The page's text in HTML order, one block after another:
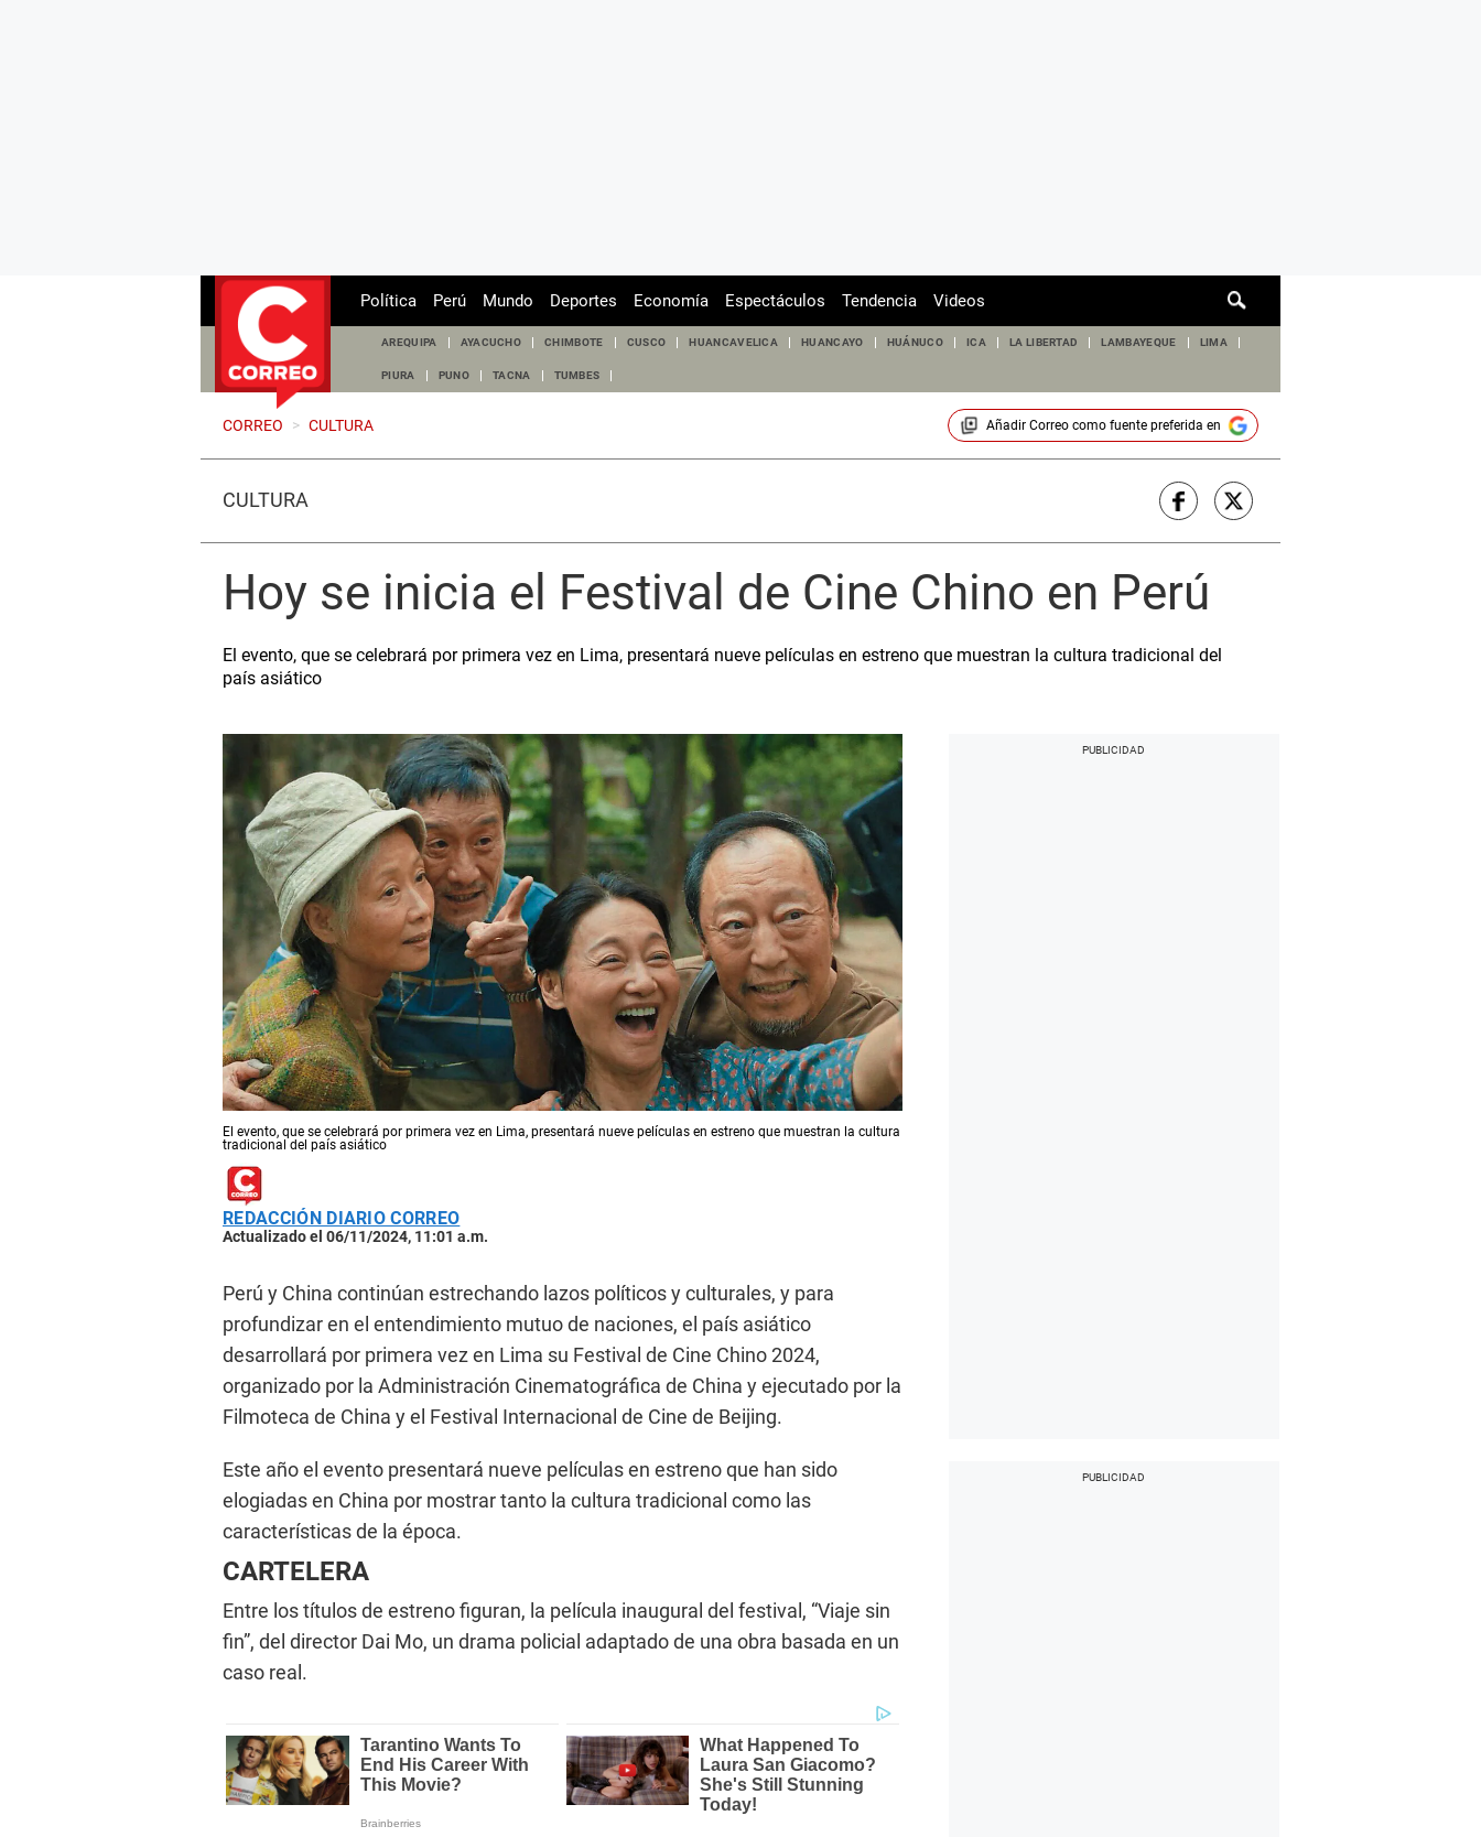
de
Política Perú Mundo Deportes Economía Espectáculos Tendencia Videos
AREQUIPA AYACUCHO CHIMBOTE CUSCO HUANCAVELICA HUANCAYO HUÁNUCO ICA LA LIBERTAD LAMBAYEQUE LIMA
PIURA PUNO TACNA TUMBES
CORREO > CULTURA Añadir Correocomo fuente preferida en
CULTURA
Hoy se inicia el Festival de Cine Chino en Perú
El evento, que se celebrará por primera vez en Lima, presentará nueve películas en estreno que muestran la cultura tradicional del
país asiático
El evento, que se celebrará por primera vez en Lima, presentará nueve películas en estreno que muestran la cultura
tradicional del país asiático
REDACCIÓN DIARIO CORREO
Actualizado el 06/11/2024, 11:01 a.m.
Perú y China continúan estrechando lazos políticos y culturales, y para
profundizar en el entendimiento mutuo de naciones, el país asiático
desarrollará por primera vez en Lima su Festival de Cine Chino 2024,
organizado por la Administración Cinematográfica de China y ejecutado por la
Filmoteca de China y el Festival Internacional de Cine de Beijing.
Este año el evento presentará nueve películas en estreno que han sido
elogiadas en China por mostrar tanto la cultura tradicional como las
características de la época.
CARTELERA
Entre los títulos de estreno figuran, la película inaugural del festival, “Viaje sin
fin”, del director Dai Mo, un drama policial adaptado de una obra basada en un
caso real.